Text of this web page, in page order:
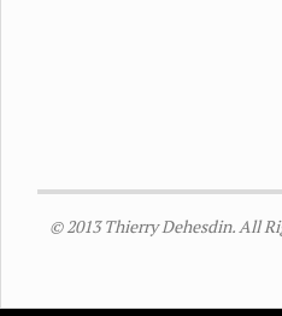
© 2013 Thierry Dehesdin. All